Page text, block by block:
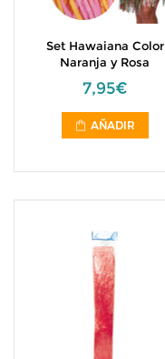
Set Hawaiana Color
Naranja y Rosa
7,95€
AÑADIR